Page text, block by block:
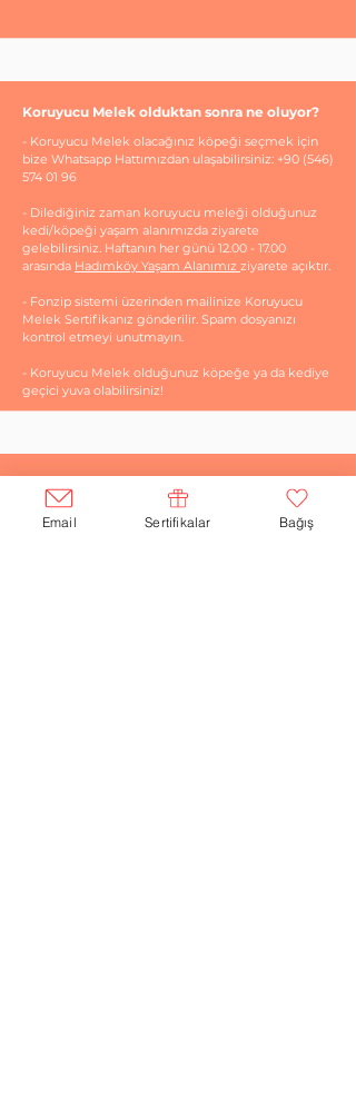
Koruyucu Melek olduktan sonra ne oluyor?
- Koruyucu Melek olacağınız köpeği seçmek için
bize Whatsapp Hattımızdan ulaşabilirsiniz: +90 (546)
574 01 96
- Dilediğiniz zaman koruyucu meleği olduğunuz
kedi/köpeği yaşam alanımızda ziyarete
gelebilirsiniz. Haftanın her günü 12.00 - 17.00
arasında Hadımköy Yaşam Alanımız ziyarete açıktır.
- Fonzip sistemi üzerinden mailinize Koruyucu
Melek Sertifikanız gönderilir. Spam dosyanızı
kontrol etmeyi unutmayın.
- Koruyucu Melek olduğunuz köpeğe ya da kediye
geçici yuva olabilirsiniz!
Size nasıl ulaşabilirim?
Sorularınız için bize ulaşabilirsiniz:
Email Sertifikalar Bağış